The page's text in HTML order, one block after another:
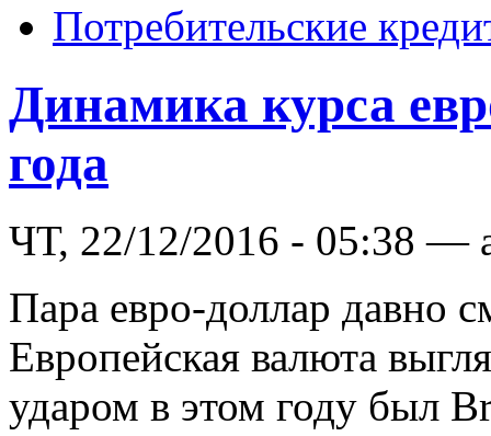
Потребительские
Динамика курса
года
ЧТ, 22/12/2016 - 05:38 —
Пара евро-доллар давно
Европейская валюта
ударом в этом году был